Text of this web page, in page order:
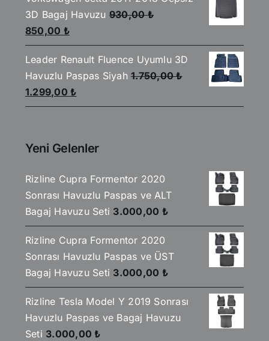
2.199,00 ₺.
3D Bagaj Havuzu 930,00₺
Orijinal
fiyat:
930,00 ₺.
850,00 ₺Şu
andaki
fiyat:
850,00 ₺.
Leader Renault Fluence Uyumlu 3D
Havuzlu Paspas Siyah 1.750,00₺
Orijinal
fiyat:
1.299,00 ₺Şu
andaki
Yeni Gelenler
Rizline Cupra Formentor 2020
Sonrası Havuzlu Paspas ve ALT
Bagaj Havuzu Seti 3.000,00 ₺
Rizline Cupra Formentor 2020
Sonrası Havuzlu Paspas ve ÜST
Bagaj Havuzu Seti 3.000,00 ₺
Rizline Tesla Model Y 2019 Sonrası
Havuzlu Paspas ve Bagaj Havuzu
Seti 3.000,00 ₺